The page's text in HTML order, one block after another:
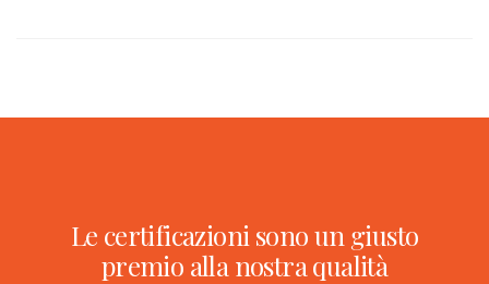
Le certificazioni sono un giusto
premio alla nostra qualità